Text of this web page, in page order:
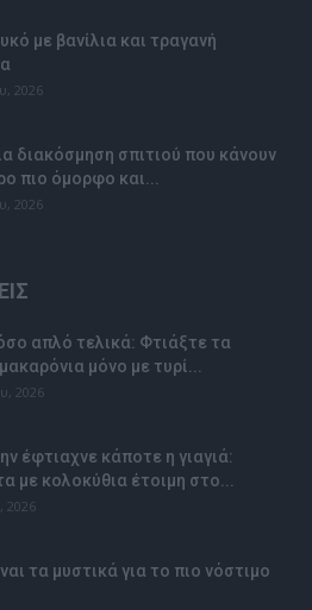
με βανίλια και τραγανή
2026
διακόσμηση σπιτιού που κάνουν
πιο όμορφο και...
2026
απλό τελικά: Φτιάξτε τα
μόνο με τυρί...
2026
έφτιαχνε κάποτε η γιαγιά:
με κολοκύθια έτοιμη στο...
2026
τα μυστικά για το πιο νόστιμο